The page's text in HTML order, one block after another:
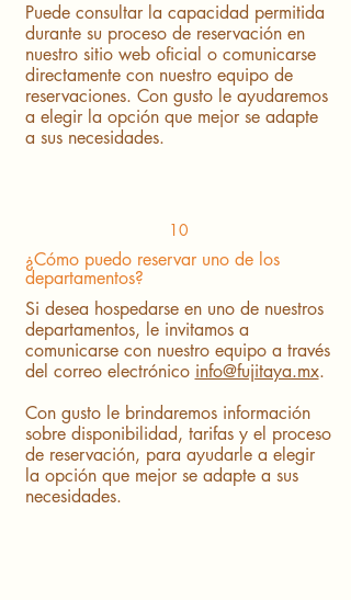
Puede consultar la capacidad permitida
durante su proceso de reservación en
nuestro sitio web oficial o comunicarse
directamente con nuestro equipo de
reservaciones. Con gusto le ayudaremos
a elegir la opción que mejor se adapte
a sus necesidades.
10
¿Cómo puedo reservar uno de los
departamentos?
Si desea hospedarse en uno de nuestros
departamentos, le invitamos a
comunicarse con nuestro equipo a través
del correo electrónico info@fujitaya.mx.
Con gusto le brindaremos información
sobre disponibilidad, tarifas y el proceso
de reservación, para ayudarle a elegir
la opción que mejor se adapte a sus
necesidades.